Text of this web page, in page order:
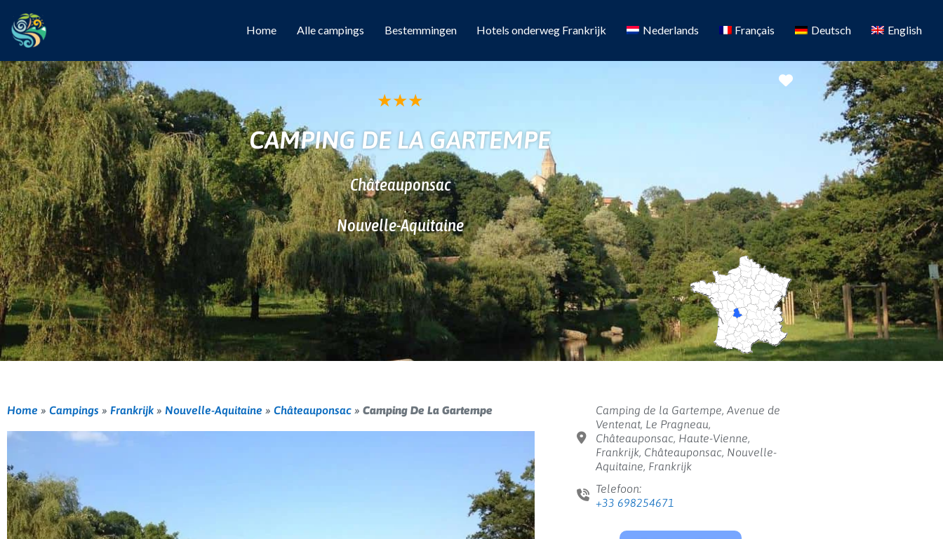
Home Alle campings Bestemmingen Hotels onderweg Frankrijk Nederlands Français Deutsch English
Favoriete
★★★
CAMPING DE LA GARTEMPE
Châteauponsac
Nouvelle-Aquitaine
Home » Campings » Frankrijk » Nouvelle-Aquitaine » Châteauponsac » Camping De La Gartempe
Camping de la Gartempe, Avenue de
Ventenat, Le Pragneau,
Châteauponsac, Haute-Vienne,
Frankrijk, Châteauponsac, Nouvelle-
Aquitaine, Frankrijk
Telefoon:
+33 698254671